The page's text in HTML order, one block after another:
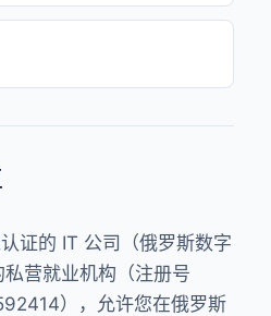
证的 IT 公司（俄罗斯数字
营就业机构（注册号
），允许您在俄罗斯